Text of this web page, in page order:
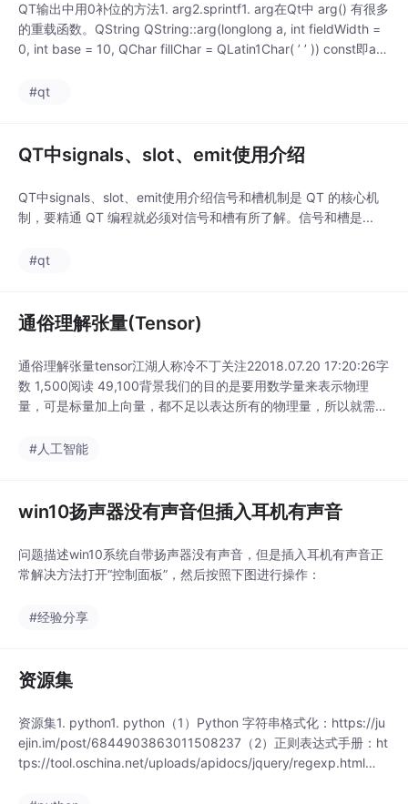
QT输出中用0补位的方法1. arg2.sprintf1. arg在Qt中 arg() 有很多
的重载函数。QString QString::arg(longlong a, int fieldWidth =
0, int base = 10, QChar fillChar = QLatin1Char( ’ ’ )) const即arg
#qt
QT中signals、slot、emit使用介绍
QT中signals、slot、emit使用介绍信号和槽机制是 QT 的核心机
制，要精通 QT 编程就必须对信号和槽有所了解。信号和槽是...
#qt
通俗理解张量(Tensor)
通俗理解张量tensor江湖人称冷不丁关注22018.07.20 17:20:26字
数 1,500阅读 49,100背景我们的目的是要用数学量来表示物理
量，可是标量加上向量，都不足以表达所有的物理量，所以就需要
基于向量和矩阵的推广，通俗一点理解的话，我们可以将标量视为
#人工智能
win10扬声器没有声音但插入耳机有声音
问题描述win10系统自带扬声器没有声音，但是插入耳机有声音正
常解决方法打开“控制面板”，然后按照下图进行操作：
#经验分享
资源集
资源集1. python1. python（1）Python 字符串格式化：https://ju
ejin.im/post/6844903863011508237（2）正则表达式手册：ht
tps://tool.oschina.net/uploads/apidocs/jquery/regexp.html